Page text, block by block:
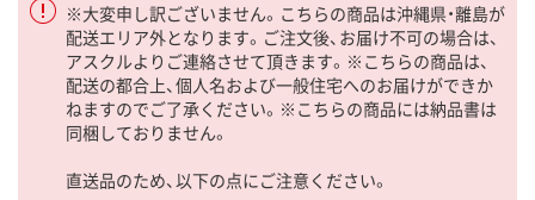
※大変申し訳ございません。こちらの商品は沖縄県・離島が
配送エリア外となります。ご注文後、お届け不可の場合は、
アスクルよりご連絡させて頂きます。※こちらの商品は、
配送の都合上、個人名および一般住宅へのお届けができか
ねますのでご了承ください。※こちらの商品には納品書は
同梱しておりません。
直送品のため、以下の点にご注意ください。